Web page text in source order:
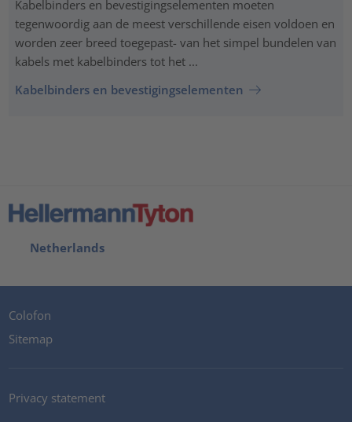
Kabelbinders en bevestigingselementen moeten
tegenwoordig aan de meest verschillende eisen voldoen en
worden zeer breed toegepast- van het simpel bundelen van
kabels met kabelbinders tot het ...
Kabelbinders en bevestigingselementen
Netherlands
Colofon
Sitemap
Privacy statement